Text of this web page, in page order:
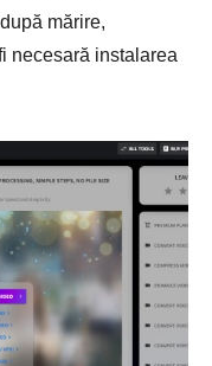
mărire,
necesară instalarea